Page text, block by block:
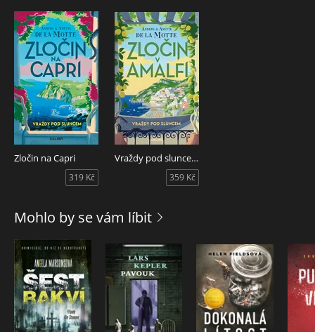
Zločin na Capri
319 Kč
Vraždy pod sluncem: Zločin v Amalfi
359 Kč
Mohlo by se vám líbit